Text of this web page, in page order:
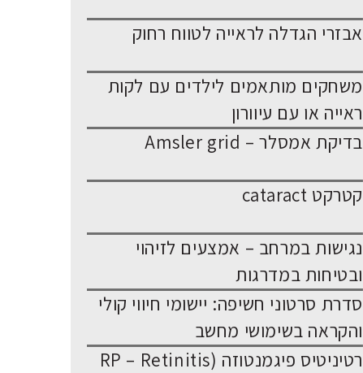
אבזרי הגדלה לראייה לטווח רחוק
משחקים מותאמים לילדים עם לקות
ראייה או עם עיוורון
בדיקת אמסלר – Amsler grid
קטרקט cataract
נגישות במרחב – אמצעים לזיהוי
ובטיחות במדרגות
סדרת סרטוני חשיפה: יישומי חיווי קולי
והקראה בשימושי מחשב
רטיניטיס פיגמנטוזה (RP – Retinitis